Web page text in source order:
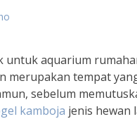
untuk aquarium
merupakan tempat
sebelum
kamboja jenis hewan